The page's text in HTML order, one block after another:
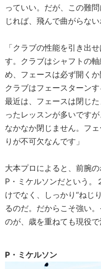
っていい。だが、この難
じれば、飛んで曲がらな
「クラブの性能を引き出
す。クラブはシャフトの
め、フェースは必ず開く
クラブはフェースターン
最近は、フェースは閉じ
ったレッスンが多いです
なかなか閉じません。フ
りが不可欠なんです」
大本プロによると、前腕
P・ミケルソンだという。
けでなく、しっかり“ねじ
るのだ。だからこそ強い
のが、歳を重ねても現役で
P・ミケルソン